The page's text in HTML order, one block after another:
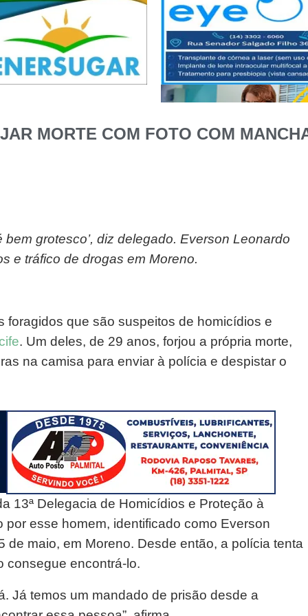
MORTE COM FOTO COM
grotesco’, diz delegado. Everson Leonardo
e tráfico de drogas em Moreno.
foragidos que são suspeitos de homicídios e
. Um deles, de 29 anos, forjou a própria morte,
na camisa para enviar à polícia e despistar o
13ª Delegacia de Homicídios e Proteção à
esse homem, identificado como Everson
maio, em Moreno. Desde então, a polícia tenta
consegue encontrá-lo.
Já temos um mandado de prisão desde a